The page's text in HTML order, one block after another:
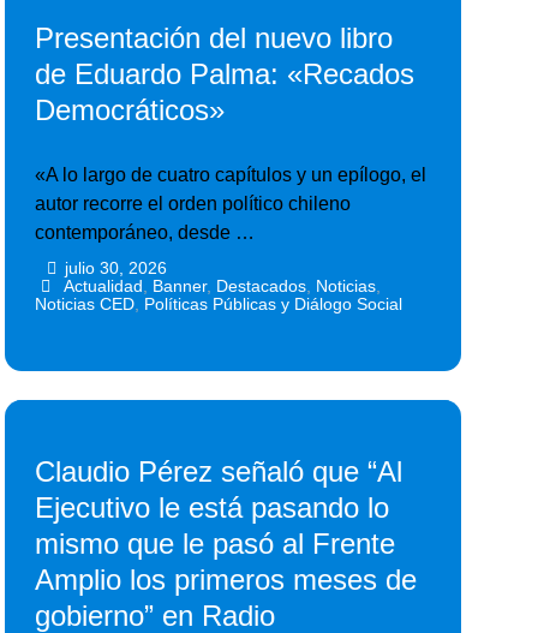
Presentación del nuevo libro
de Eduardo Palma: «Recados
Democráticos»
«A lo largo de cuatro capítulos y un epílogo, el
autor recorre el orden político chileno
contemporáneo, desde …
julio 30, 2026
Actualidad Banner, Destacados, Noticias,
Noticias CED Políticas Públicas y Diálogo Social
Claudio Pérez señaló que “Al
Ejecutivo le está pasando lo
mismo que le pasó al Frente
Amplio los primeros meses de
gobierno” en Radio